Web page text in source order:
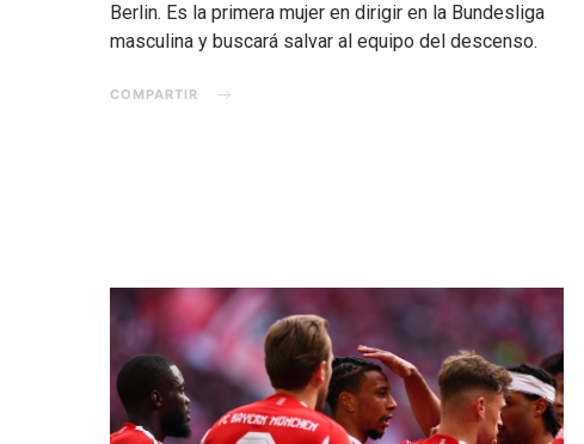
Berlin. Es la primera mujer en dirigir en la Bundesliga
masculina y buscará salvar al equipo del descenso.
COMPARTIR